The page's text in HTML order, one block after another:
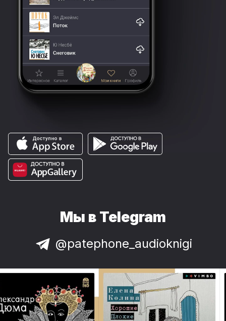
Мы в Telegram
@patephone_audioknigi